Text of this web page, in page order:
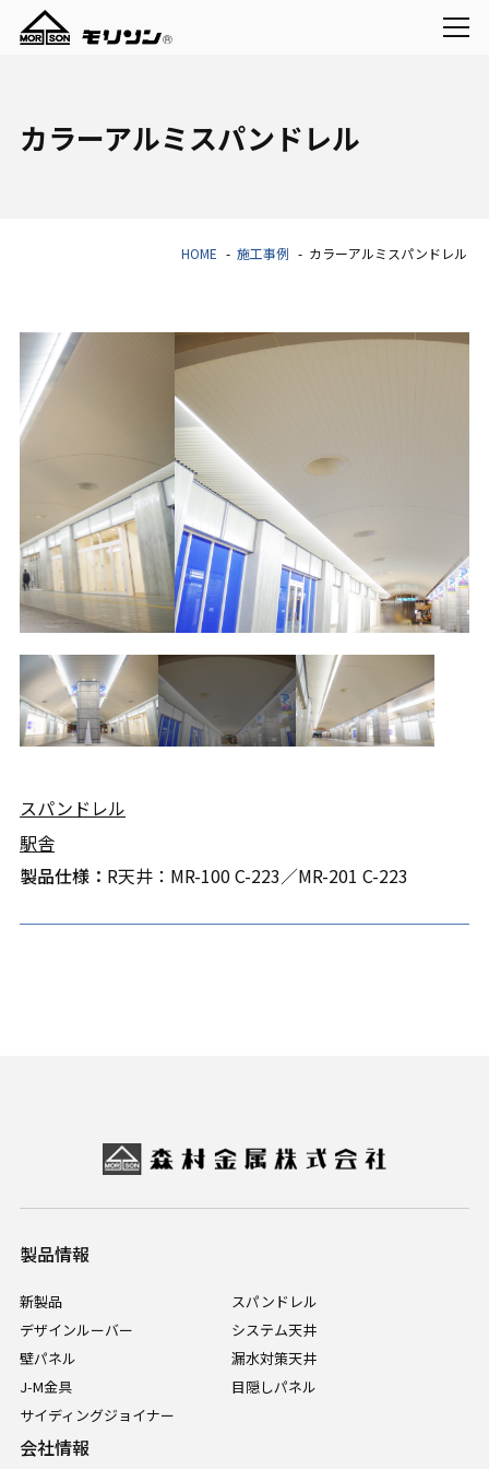
カラーアルミスパンドレル
HOME 施工事例 カラーアルミスパンドレル
スパンドレル
駅舎
製品仕様： R天井：MR-100 C-223／MR-201 C-223
製品情報
新製品
スパンドレル
デザインルーバー
システム天井
壁パネル
漏水対策天井
J-M金具
目隠しパネル
サイディングジョイナー
会社情報